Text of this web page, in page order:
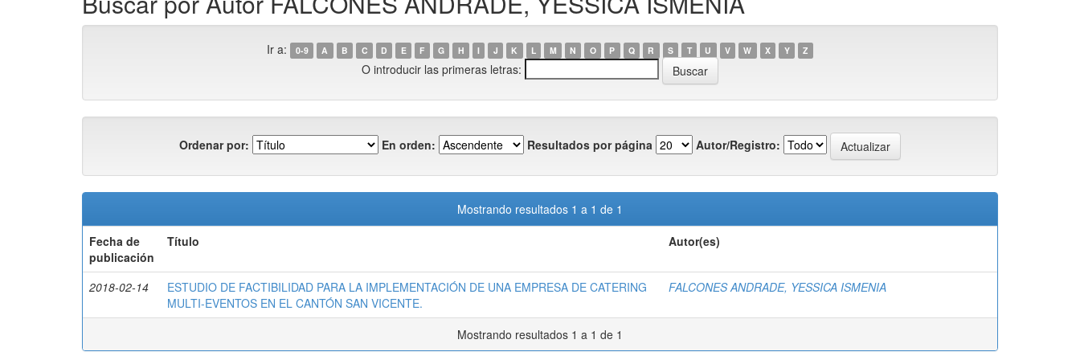
Ir a: 0-9 A B C D E F G H I J K L M N O P Q R S T U V W X Y Z
O introducir las primeras letras:
Ordenar por: En orden: Resultados por página Autor/Registro:
Mostrando resultados 1 a 1 de 1
Fecha de
publicación
Título Autor(es)
2018-02-14
ESTUDIO DE FACTIBILIDAD PARA LA IMPLEMENTACIÓN DE UNA EMPRESA DE CATERING
MULTI-EVENTOS EN EL CANTÓN SAN VICENTE.
FALCONES ANDRADE, YESSICA ISMENIA
Mostrando resultados 1 a 1 de 1